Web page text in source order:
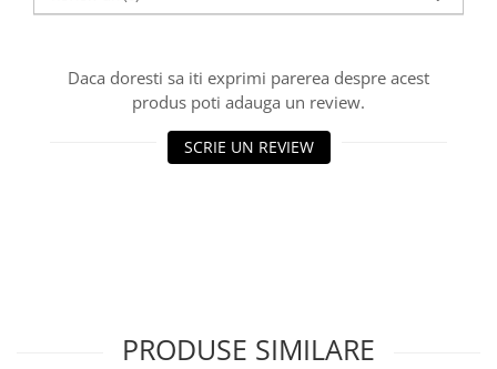
Daca doresti sa iti exprimi parerea despre acest
produs poti adauga un review.
SCRIE UN REVIEW
PRODUSE SIMILARE